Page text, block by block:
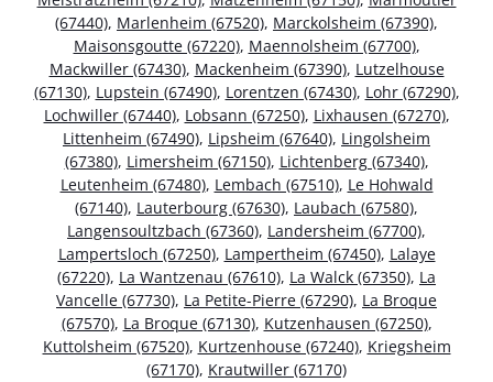
(67440), Marlenheim (67520), Marckolsheim (67390),
Maisonsgoutte (67220), Maennolsheim (67700),
Mackwiller (67430), Mackenheim (67390), Lutzelhouse
(67130), Lupstein (67490), Lorentzen (67430), Lohr (67290),
Lochwiller (67440), Lobsann (67250), Lixhausen (67270),
Littenheim (67490), Lipsheim (67640), Lingolsheim
(67380), Limersheim (67150), Lichtenberg (67340),
Leutenheim (67480), Lembach (67510), Le Hohwald
(67140), Lauterbourg (67630), Laubach (67580),
Langensoultzbach (67360), Landersheim (67700),
Lampertsloch (67250), Lampertheim (67450), Lalaye
(67220), La Wantzenau (67610), La Walck (67350), La
Vancelle (67730), La Petite-Pierre (67290), La Broque
(67570), La Broque (67130), Kutzenhausen (67250),
Kuttolsheim (67520), Kurtzenhouse (67240), Kriegsheim
(67170), Krautwiller (67170)